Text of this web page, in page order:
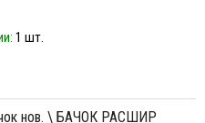
1 шт.